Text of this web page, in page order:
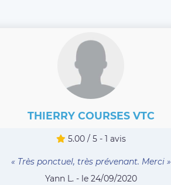
THIERRY COURSES VTC
5.00 / 5 - 1 avis
« Très ponctuel, très prévenant. Merci »
Yann L. - le 24/09/2020